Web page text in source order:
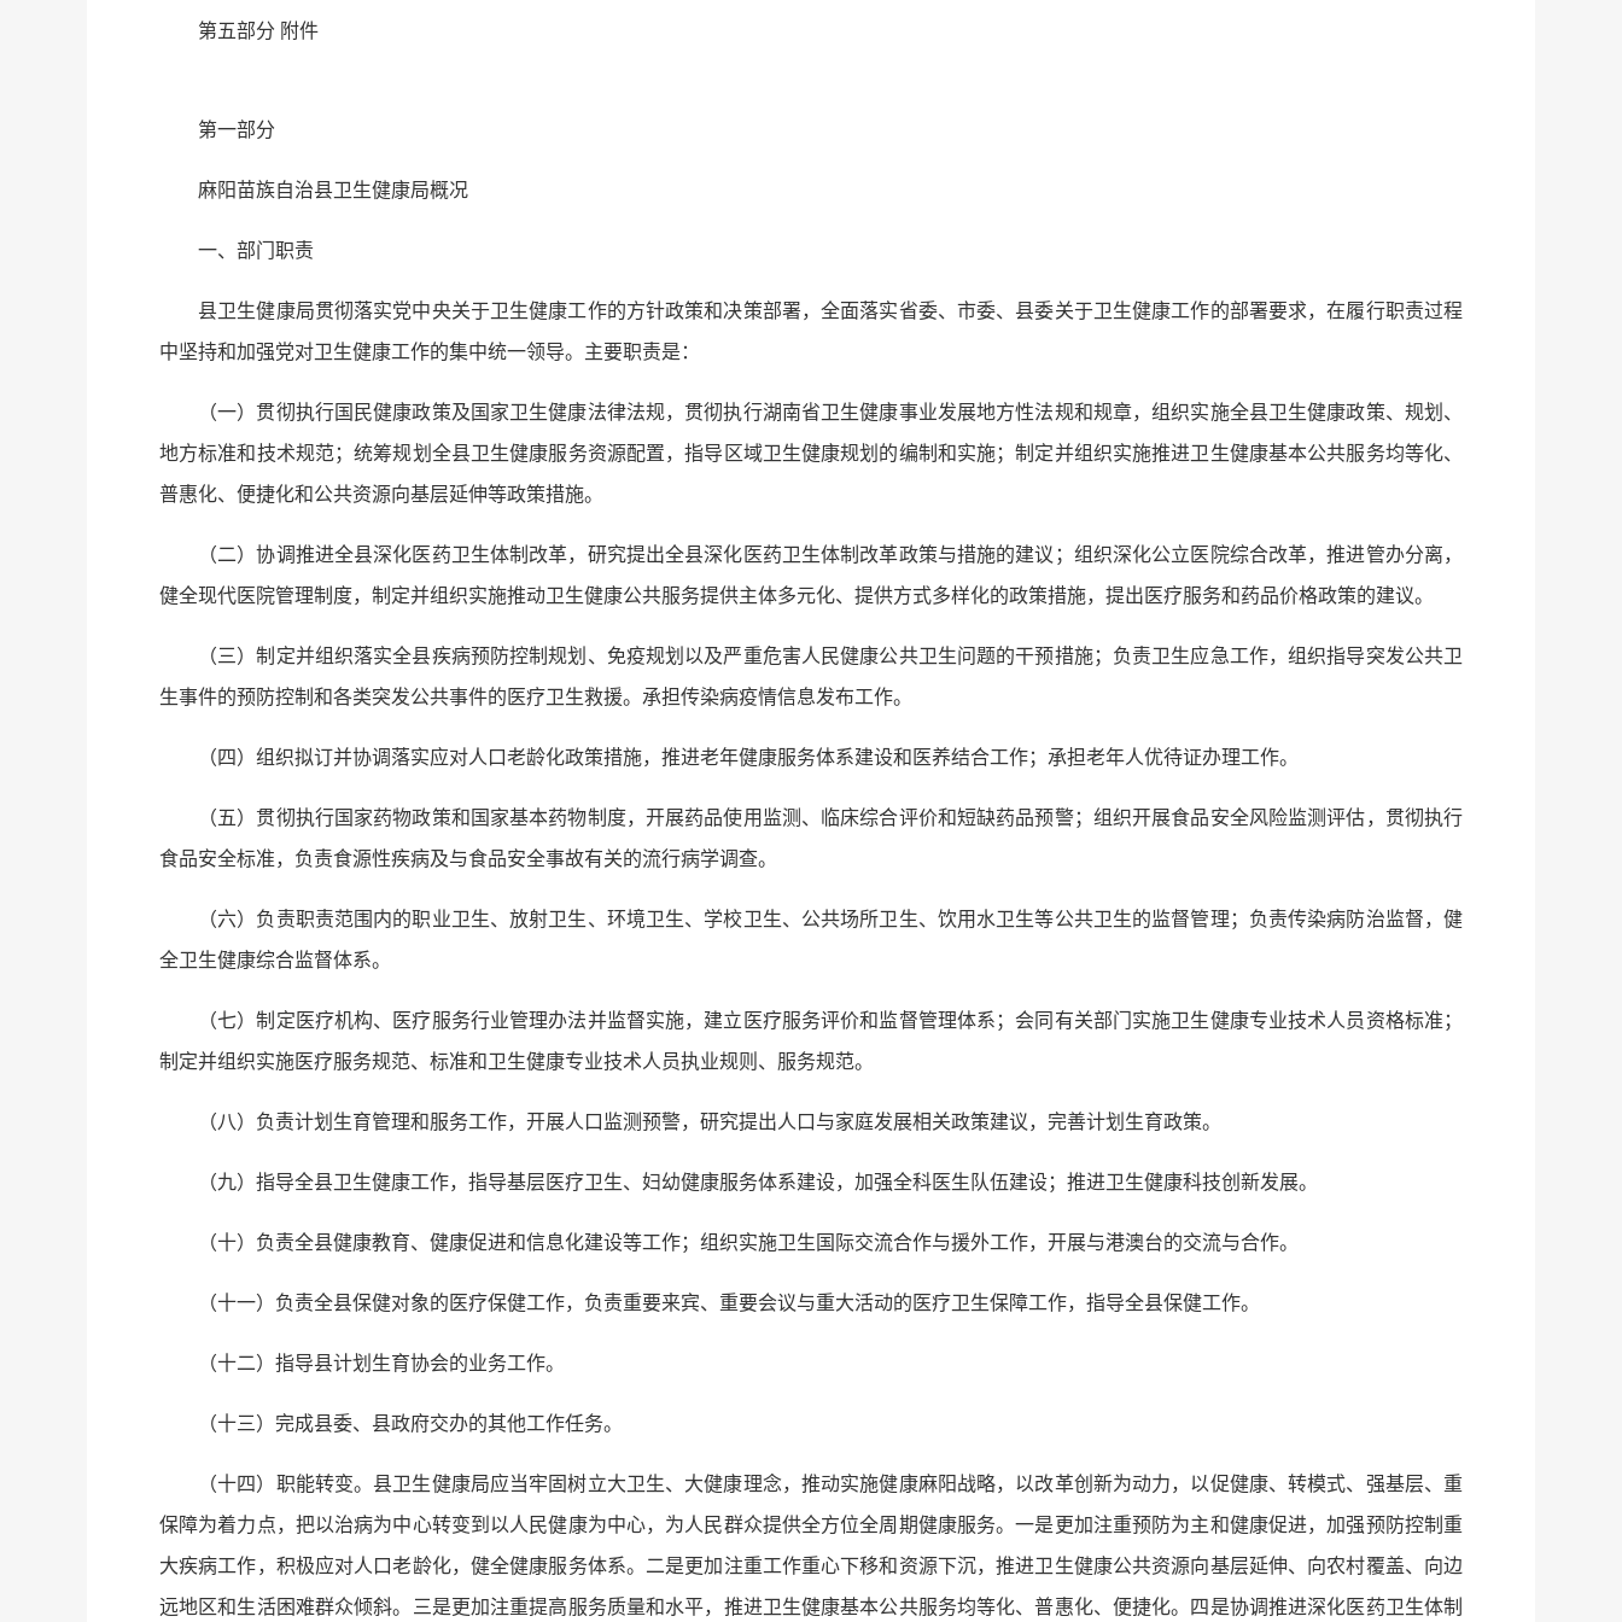
第五部分 附件
第一部分
麻阳苗族自治县卫生健康局概况
一、部门职责
县卫生健康局贯彻落实党中央关于卫生健康工作的方针政策和决策部署，全面落实省委、市委、县委关于卫生健康工作的部署要求，在履行职责过程
中坚持和加强党对卫生健康工作的集中统一领导。主要职责是：
（一）贯彻执行国民健康政策及国家卫生健康法律法规，贯彻执行湖南省卫生健康事业发展地方性法规和规章，组织实施全县卫生健康政策、规划、
地方标准和技术规范；统筹规划全县卫生健康服务资源配置，指导区域卫生健康规划的编制和实施；制定并组织实施推进卫生健康基本公共服务均等化、
普惠化、便捷化和公共资源向基层延伸等政策措施。
（二）协调推进全县深化医药卫生体制改革，研究提出全县深化医药卫生体制改革政策与措施的建议；组织深化公立医院综合改革，推进管办分离，
健全现代医院管理制度，制定并组织实施推动卫生健康公共服务提供主体多元化、提供方式多样化的政策措施，提出医疗服务和药品价格政策的建议。
（三）制定并组织落实全县疾病预防控制规划、免疫规划以及严重危害人民健康公共卫生问题的干预措施；负责卫生应急工作，组织指导突发公共卫
生事件的预防控制和各类突发公共事件的医疗卫生救援。承担传染病疫情信息发布工作。
（四）组织拟订并协调落实应对人口老龄化政策措施，推进老年健康服务体系建设和医养结合工作；承担老年人优待证办理工作。
（五）贯彻执行国家药物政策和国家基本药物制度，开展药品使用监测、临床综合评价和短缺药品预警；组织开展食品安全风险监测评估，贯彻执行
食品安全标准，负责食源性疾病及与食品安全事故有关的流行病学调查。
（六）负责职责范围内的职业卫生、放射卫生、环境卫生、学校卫生、公共场所卫生、饮用水卫生等公共卫生的监督管理；负责传染病防治监督，健
全卫生健康综合监督体系。
（七）制定医疗机构、医疗服务行业管理办法并监督实施，建立医疗服务评价和监督管理体系；会同有关部门实施卫生健康专业技术人员资格标准；
制定并组织实施医疗服务规范、标准和卫生健康专业技术人员执业规则、服务规范。
（八）负责计划生育管理和服务工作，开展人口监测预警，研究提出人口与家庭发展相关政策建议，完善计划生育政策。
（九）指导全县卫生健康工作，指导基层医疗卫生、妇幼健康服务体系建设，加强全科医生队伍建设；推进卫生健康科技创新发展。
（十）负责全县健康教育、健康促进和信息化建设等工作；组织实施卫生国际交流合作与援外工作，开展与港澳台的交流与合作。
（十一）负责全县保健对象的医疗保健工作，负责重要来宾、重要会议与重大活动的医疗卫生保障工作，指导全县保健工作。
（十二）指导县计划生育协会的业务工作。
（十三）完成县委、县政府交办的其他工作任务。
（十四）职能转变。县卫生健康局应当牢固树立大卫生、大健康理念，推动实施健康麻阳战略，以改革创新为动力，以促健康、转模式、强基层、重
保障为着力点，把以治病为中心转变到以人民健康为中心，为人民群众提供全方位全周期健康服务。一是更加注重预防为主和健康促进，加强预防控制重
大疾病工作，积极应对人口老龄化，健全健康服务体系。二是更加注重工作重心下移和资源下沉，推进卫生健康公共资源向基层延伸、向农村覆盖、向边
远地区和生活困难群众倾斜。三是更加注重提高服务质量和水平，推进卫生健康基本公共服务均等化、普惠化、便捷化。四是协调推进深化医药卫生体制